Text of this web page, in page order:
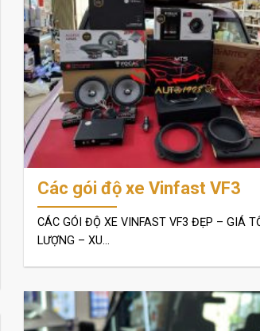
Các gói độ xe Vinfast VF3
CÁC GÓI ĐỘ XE VINFAST VF3 ĐẸP – GIÁ
LƯỢNG – XU...